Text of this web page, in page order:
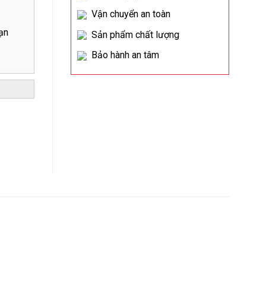
Vận chuyển an toàn
Sản phẩm chất lượng
Bảo hành an tâm